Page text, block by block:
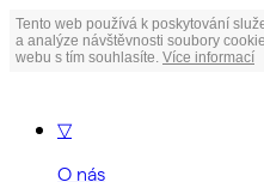
Tento web používá k poskytování
a analýze návštěvnosti soubory
webu s tím souhlasíte. Více informací
▽
O nás